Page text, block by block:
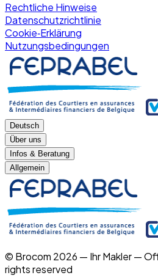
Rechtliche Hinweise
Datenschutzrichtlinie
Cookie‑Erklärung
Nutzungsbedingungen
Deutsch
Über uns
Infos & Beratung
Allgemein
© Brocom 2026 — Ihr Makler —
rights reserved